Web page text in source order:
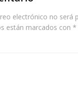
electrónico no será
están marcados con *